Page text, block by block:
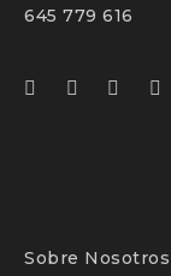
645 779 616
Sobre Nosotros